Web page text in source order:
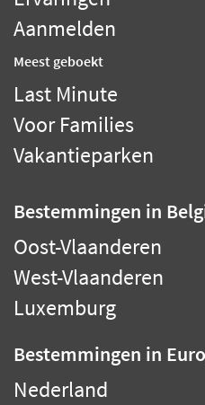
Aanmelden
Meest geboekt
Last Minute
Voor Families
Vakantieparken
Bestemmingen in
Oost-Vlaanderen
West-Vlaanderen
Luxemburg
Bestemmingen in
Nederland